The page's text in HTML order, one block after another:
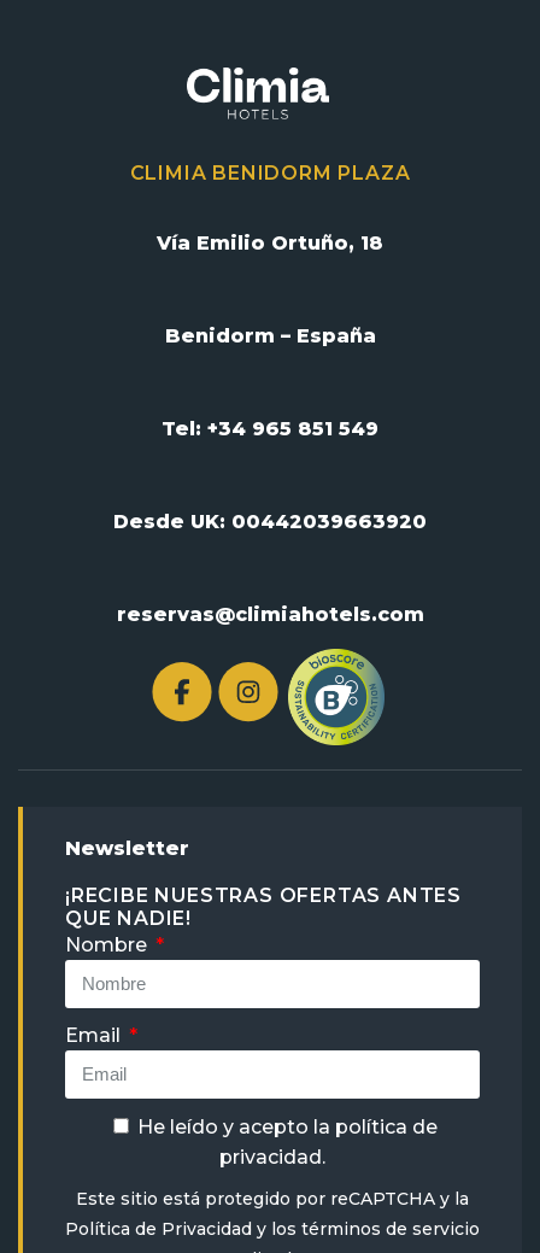
CLIMIA BENIDORM PLAZA
Vía Emilio Ortuño, 18
Benidorm – España
Tel: +34 965 851 549
Desde UK: 00442039663920
reservas@climiahotels.com
Newsletter
¡RECIBE NUESTRAS OFERTAS ANTES
QUE NADIE!
Nombre
Email
He leído y acepto la política de
privacidad.
Este sitio está protegido por reCAPTCHA y la
Política de Privacidad y los términos de servicio